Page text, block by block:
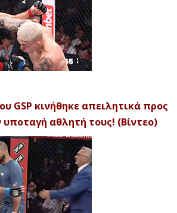
GSP κινήθηκε απειλητικά προς
υποταγή αθλητή τους! (Βίντεο)